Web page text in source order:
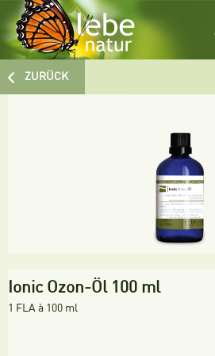
ZURÜCK
Ionic Ozon-Öl 100 ml
1 FLA à 100 ml